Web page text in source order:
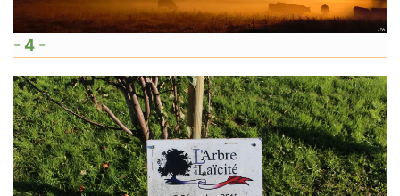
- 4 -